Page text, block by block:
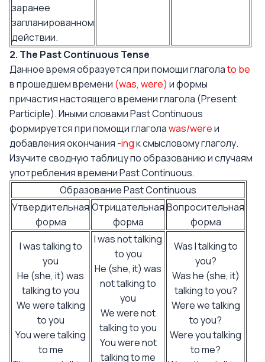
заранее
запланированном
действии.
2. The Past Continuous Tense
Данное время образуется при помощи глаголаto be
в прошедшем времени (was, were) и формы
причастия настоящего времени глагола (Present
Participle). Иными словами Past Continuous
формируется при помощи глаголаwas/wereи
добавления окончания -ingк смысловому глаголу.
Изучите сводную таблицу по образованию и случаям
употребления времени Past Continuous.
Образование Past Continuous
Утвердительная
форма
Отрицательная
форма
Вопросительная
форма
I was talking to
you
He (she, it) was
talking to you
We were talking
to you
You were talking
to me
I was not talking
to you
He (she, it) was
not talking to
you
We were not
talking to you
You were not
talking to me
Was I talking to
you?
Was he (she, it)
talking to you?
Were we talking
to you?
Were you talking
to me?